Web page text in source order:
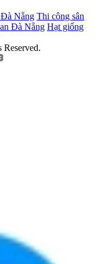
Nẵng Thi công sân
Đà Nẵng Hạt giống